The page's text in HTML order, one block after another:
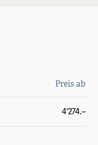
Preis ab
4'274.–